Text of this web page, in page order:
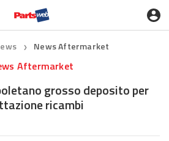
❯ News Aftermarket
Aftermarket
grosso deposito per
ricambi